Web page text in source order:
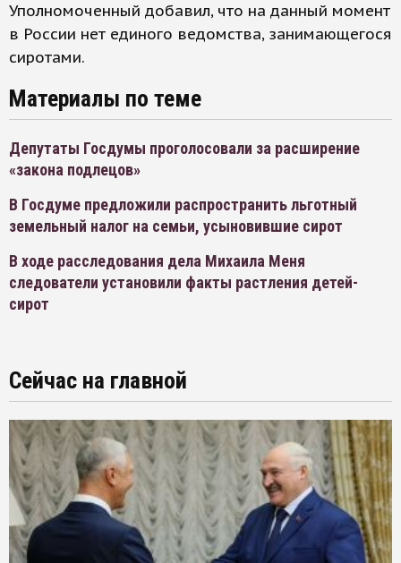
Уполномоченный добавил, что на данный момент
в России нет единого ведомства, занимающегося
сиротами.
Материалы по теме
Депутаты Госдумы проголосовали за расширение
«закона подлецов»
В Госдуме предложили распространить льготный
земельный налог на семьи, усыновившие сирот
В ходе расследования дела Михаила Меня
следователи установили факты растления детей-
сирот
Сейчас на главной